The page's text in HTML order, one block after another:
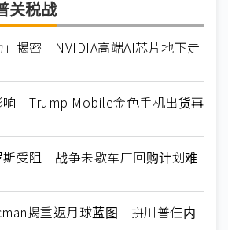
关税战
」揭密 NVIDIA高端AI芯片地下走
响 Trump Mobile金色手机出货再
斯受阻 战争未歇车厂回购计划难
揭重返月球蓝图 拼川普任内